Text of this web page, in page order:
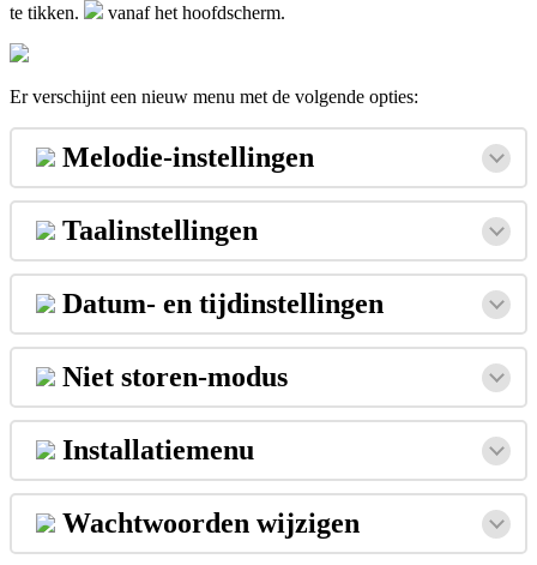
te tikken. vanaf het hoofdscherm.
Er verschijnt een nieuw menu met de volgende opties:
Melodie-instellingen
Taalinstellingen
Datum- en tijdinstellingen
Niet storen-modus
Installatiemenu
Wachtwoorden wijzigen